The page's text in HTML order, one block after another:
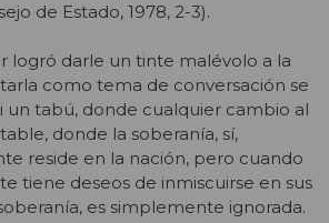
de Estado, 1978, 2-3).
logró darle un tinte malévolo a la
como tema de conversación se
un tabú, donde cualquier cambio al
donde la soberanía, sí,
reside en la nación, pero cuando
tiene deseos de inmiscuirse en sus
es simplemente ignorada.